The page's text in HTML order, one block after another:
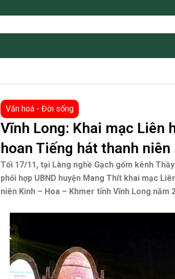
Văn hoá - Đời sống
Vĩnh Long: Khai mạc Liên
hoan Tiếng hát thanh
Tối 17/11, tại Làng nghề Gạch gốm kênh
phối hợp UBND huyện Mang Thít khai mạc
niên Kinh – Hoa – Khmer tỉnh Vĩnh Long năm